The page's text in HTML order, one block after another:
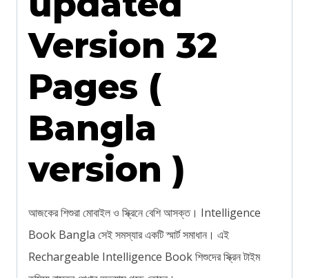
Version 32
Pages (
Bangla
version )
আজকের শিশুরা মোবাইল ও স্ক্রিনে বেশি আসক্ত। Intelligence
Book Bangla সেই সমস্যার একটি স্মার্ট সমাধান। এই
Rechargeable Intelligence Book শিশুদের স্ক্রিন টাইম